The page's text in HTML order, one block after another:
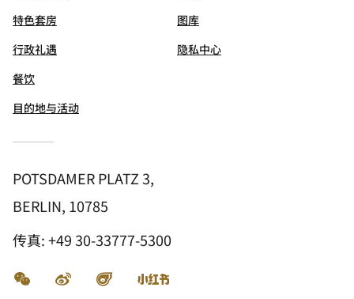
特色套房
行政礼遇
餐饮
目的地与活动
图库
隐私中心
POTSDAMER PLATZ 3,
BERLIN, 10785
传真:+49 30-33777-5300
微信 微博 飞猪